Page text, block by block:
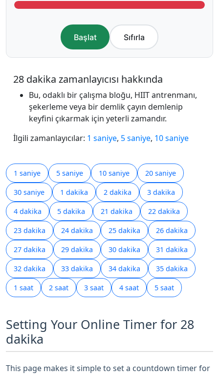
Başlat Sıfırla
28 dakika zamanlayıcısı hakkında
Bu, odaklı bir çalışma bloğu, HIIT antrenmanı,
şekerleme veya bir demlik çayın demlenip
keyfini çıkarmak için yeterli zamandır.
İlgili zamanlayıcılar: 1 saniye, 5 saniye, 10 saniye
1 saniye 5 saniye 10 saniye 20 saniye
30 saniye 1 dakika 2 dakika 3 dakika
4 dakika 5 dakika 21 dakika 22 dakika
23 dakika 24 dakika 25 dakika 26 dakika
27 dakika 29 dakika 30 dakika 31 dakika
32 dakika 33 dakika 34 dakika 35 dakika
1 saat 2 saat 3 saat 4 saat 5 saat
Setting Your Online Timer for 28
dakika
This page makes it simple to set a countdown timer for